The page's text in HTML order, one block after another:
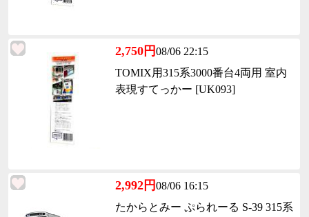
2,750円08/06 22:15
TOMIX用315系3000番台4両用 室内
表現すてっかー [UK093]
2,992円08/06 16:15
たからとみー ぷられーる S-39 315系